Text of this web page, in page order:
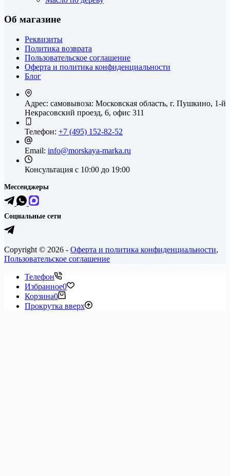
Об магазине
Реквизиты
Политика возврата
Пользовательское соглашение
Оферта и политика конфиденциальности
Блог
Адрес: самовывоза: Московская область, г. Пушкино, 1-й
Некрасовский проезд, 6, офис 311
Телефон: +7 (495) 152-82-52
Email: info@morskaya-marka.ru
Консультация с 10:00 до 19:00
Мессенджеры
Социальные сети
Copyright © 2026 - Оферта и политика конфиденциальности,
Пользовательское соглашение
Телефон
Избранное0
Корзина0
Прокрутка вверх